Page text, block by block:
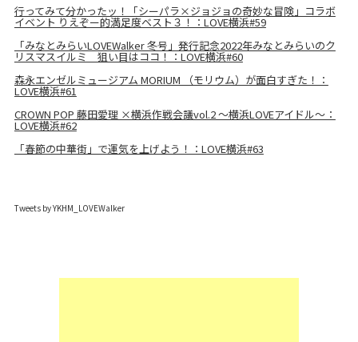
行ってみて分かったッ！「シーパラ×ジョジョの奇妙な冒険」コラボ
イベント りえぞー的満足度ベスト３！：LOVE横浜#59
「みなとみらいLOVEWalker 冬号」発行記念2022年みなとみらいのク
リスマスイルミ 狙い目はココ！：LOVE横浜#60
森永エンゼルミュージアム MORIUM （モリウム）が面白すぎた！：
LOVE横浜#61
CROWN POP 藤田愛理 ×横浜作戦会議vol.2 ～横浜LOVEアイドル～：
LOVE横浜#62
「春節の中華街」で運気を上げよう！：LOVE横浜#63
Tweets by YKHM_LOVEWalker